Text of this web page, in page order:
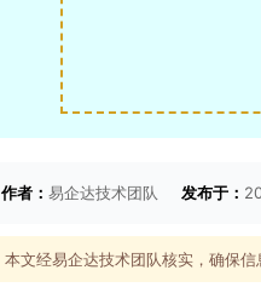
作者： 易企达技术团队 发布于：
本文经易企达技术团队核实，确保